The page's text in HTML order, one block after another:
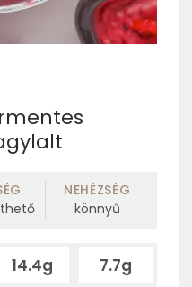
NEHÉZSÉG
könnyű
14.4g 7.7g